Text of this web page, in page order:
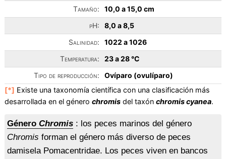
Tamaño:
10,0 a 15,0 cm
pH:
8,0 a 8,5
Salinidad:
1022 a 1026
Temperatura:
23 a 28 °C
Tipo de reproducción:
Ovíparo (ovulíparo)
[*] Existe una taxonomía científica con una clasificación más
desarrollada en el género chromisdel taxón chromis cyanea.
Género Chromis: los peces marinos del género
Chromis forman el género más diverso de peces
damisela Pomacentridae. Los peces viven en bancos